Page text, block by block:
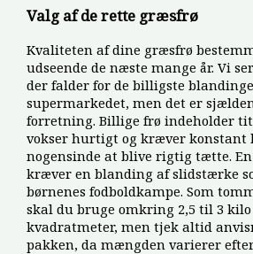
Valg af de rette græsfrø
Kvaliteten af dine græsfrø
udseende de næste mange år. Vi
der falder for de billigste
supermarkedet, men det er
forretning. Billige frø indeholder tit
vokser hurtigt og kræver konstant
nogensinde at blive rigtig tætte.
kræver en blanding af slidstærke
børnenes fodboldkampe. Som
skal du bruge omkring 2,5 til 3 kilo
kvadratmeter, men tjek altid
pakken, da mængden varierer